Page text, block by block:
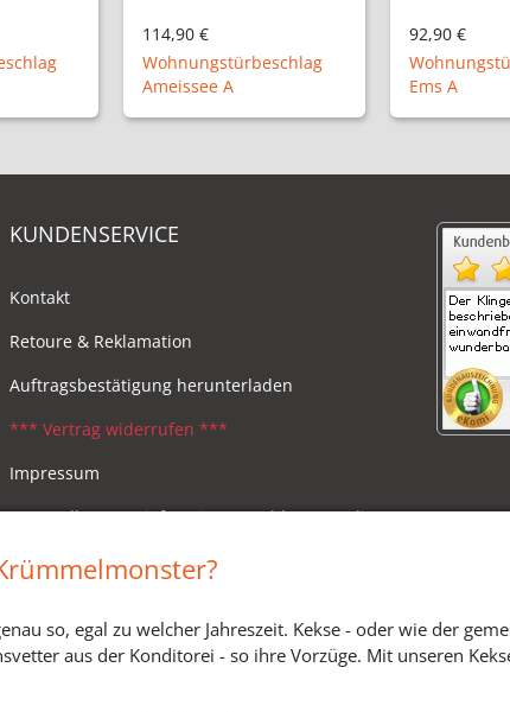
92,90 €
Wohnungstürbeschlag
Ems A
129,90 €
Auwaldsee A
KUNDENSERVICE
Kontakt
Retoure & Reklamation
Auftragsbestätigung herunterladen
*** Vertrag widerrufen ***
Impressum
Versandkosten, Lieferzeiten & Zahlungsmodi
Widerrufsbelehrung
so, egal zu welcher Jahreszeit. Kekse - oder wie der
aus der Konditorei - so ihre Vorzüge. Mit unseren